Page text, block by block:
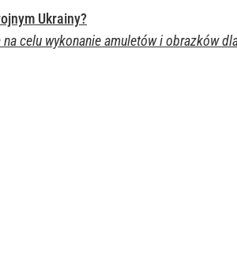
Ukrainy?
celu wykonanie amuletów i obrazków